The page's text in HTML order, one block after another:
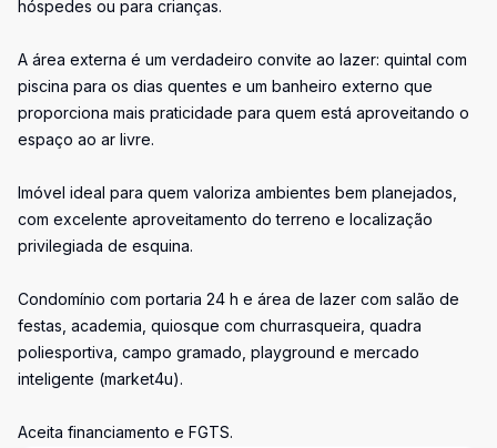
hóspedes ou para crianças.
A área externa é um verdadeiro convite ao lazer: quintal com
piscina para os dias quentes e um banheiro externo que
proporciona mais praticidade para quem está aproveitando o
espaço ao ar livre.
Imóvel ideal para quem valoriza ambientes bem planejados,
com excelente aproveitamento do terreno e localização
privilegiada de esquina.
Condomínio com portaria 24 h e área de lazer com salão de
festas, academia, quiosque com churrasqueira, quadra
poliesportiva, campo gramado, playground e mercado
inteligente (market4u).
Aceita financiamento e FGTS.